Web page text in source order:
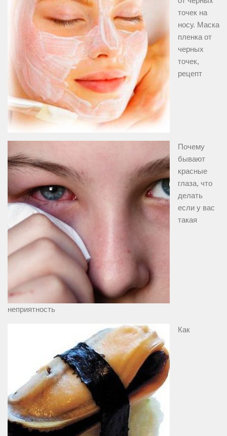
точек на
носу. Маска
пленка от
черных
точек,
рецепт
Почему
бывают
красные
глаза, что
делать
если у вас
такая
неприятность
Как